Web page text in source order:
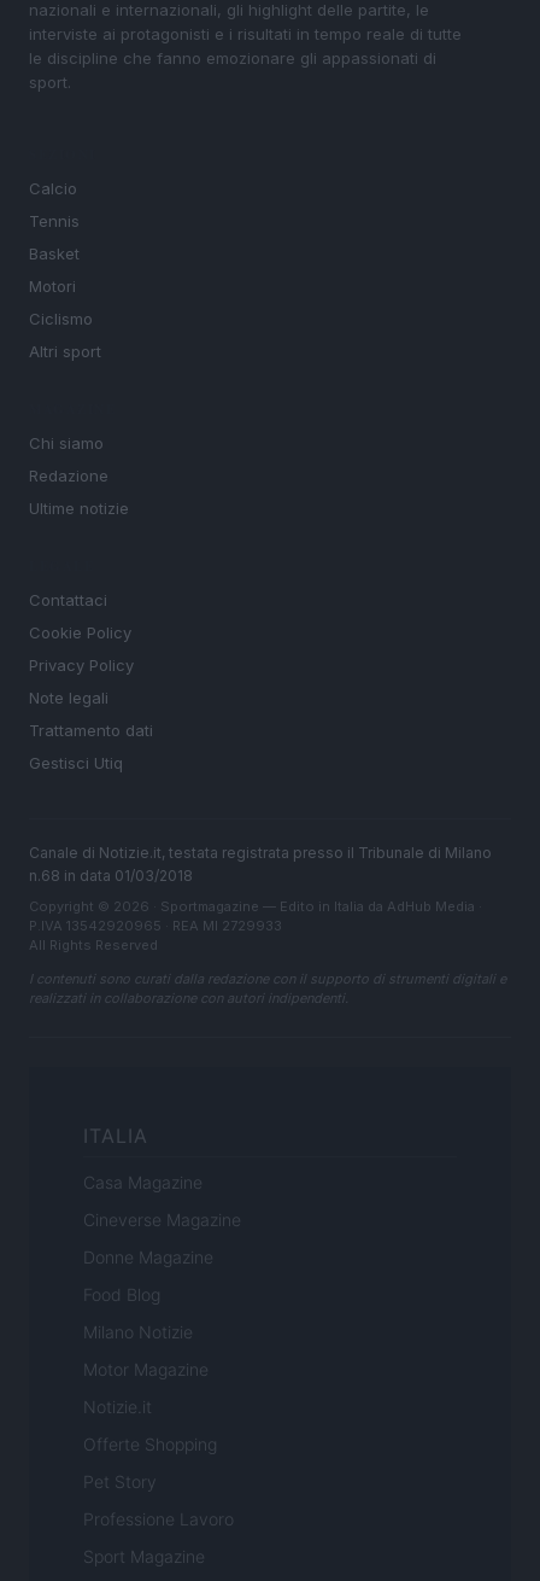
nazionali e internazionali, gli highlight delle partite, le
interviste ai protagonisti e i risultati in tempo reale di tutte
le discipline che fanno emozionare gli appassionati di
sport.
Calcio
Tennis
Basket
Motori
Ciclismo
Altri sport
Chi siamo
Redazione
Ultime notizie
Contattaci
Cookie Policy
Privacy Policy
Note legali
Trattamento dati
Gestisci Utiq
Canale di Notizie.it, testata registrata presso il Tribunale di Milano
n.68 in data 01/03/2018
Copyright © 2026 · Sportmagazine — Edito in Italia da AdHub Media
P.IVA 13542920965 · REA MI 2729933
All Rights Reserved
I contenuti sono curati dalla redazione con il supporto di strumenti digitali e
realizzati in collaborazione con autori indipendenti.
ITALIA
Casa Magazine
Cineverse Magazine
Donne Magazine
Food Blog
Milano Notizie
Motor Magazine
Notizie.it
Offerte Shopping
Pet Story
Professione Lavoro
Sport Magazine